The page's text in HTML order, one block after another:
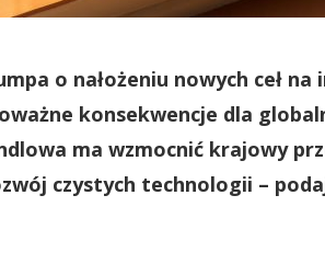
o nałożeniu nowych ceł
konsekwencje dla
ma wzmocnić krajowy
czystych technologii –